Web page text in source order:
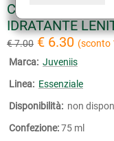
CREMA MANI
IDRATANTE
€ 7.00 € 6.30 (sconto
Marca: Juveniis
Linea: Essenziale
Disponibilità: non
Confezione:75 ml